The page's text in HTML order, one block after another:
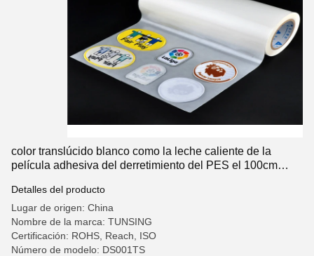
color translúcido blanco como la leche caliente de la
película adhesiva del derretimiento del PES el 100cm
Detalles del producto
Lugar de origen: China
Nombre de la marca: TUNSING
Certificación: ROHS, Reach, ISO
Número de modelo: DS001TS